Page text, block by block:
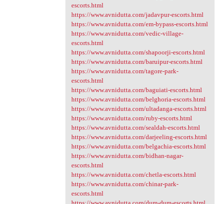
escorts.html
https://www.avnidutta.com/jadavpur-escorts.html
https://www.avnidutta.com/em-bypass-escorts.html
https://www.avnidutta.com/vedic-village-
escorts.html
https://www.avnidutta.com/shapoorji-escorts.html
https://www.avnidutta.com/baruipur-escorts.html
https://www.avnidutta.com/tagore-park-
escorts.html
https://www.avnidutta.com/baguiati-escorts.html
https://www.avnidutta.com/belghoria-escorts.html
https://www.avnidutta.com/ultadanga-escorts.html
https://www.avnidutta.com/ruby-escorts.html
https://www.avnidutta.com/sealdah-escorts.html
https://www.avnidutta.com/darjeeling-escorts.html
https://www.avnidutta.com/belgachia-escorts.html
https://www.avnidutta.com/bidhan-nagar-
escorts.html
https://www.avnidutta.com/chetla-escorts.html
https://www.avnidutta.com/chinar-park-
escorts.html